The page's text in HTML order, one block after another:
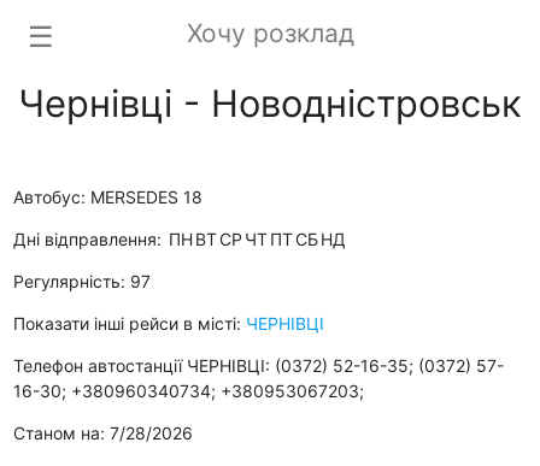
Хочу розклад
☰
Чернівці - Новодністровськ
Автобус: MERSEDES 18
Дні відправлення: ПН ВТСР ЧТ ПТСБ НД
Регулярність: 97
Показати інші рейси в місті: ЧЕРНІВЦІ
Телефон автостанції ЧЕРНІВЦІ: (0372) 52-16-35; (0372) 57-
16-30; +380960340734; +380953067203;
Станом на: 7/28/2026